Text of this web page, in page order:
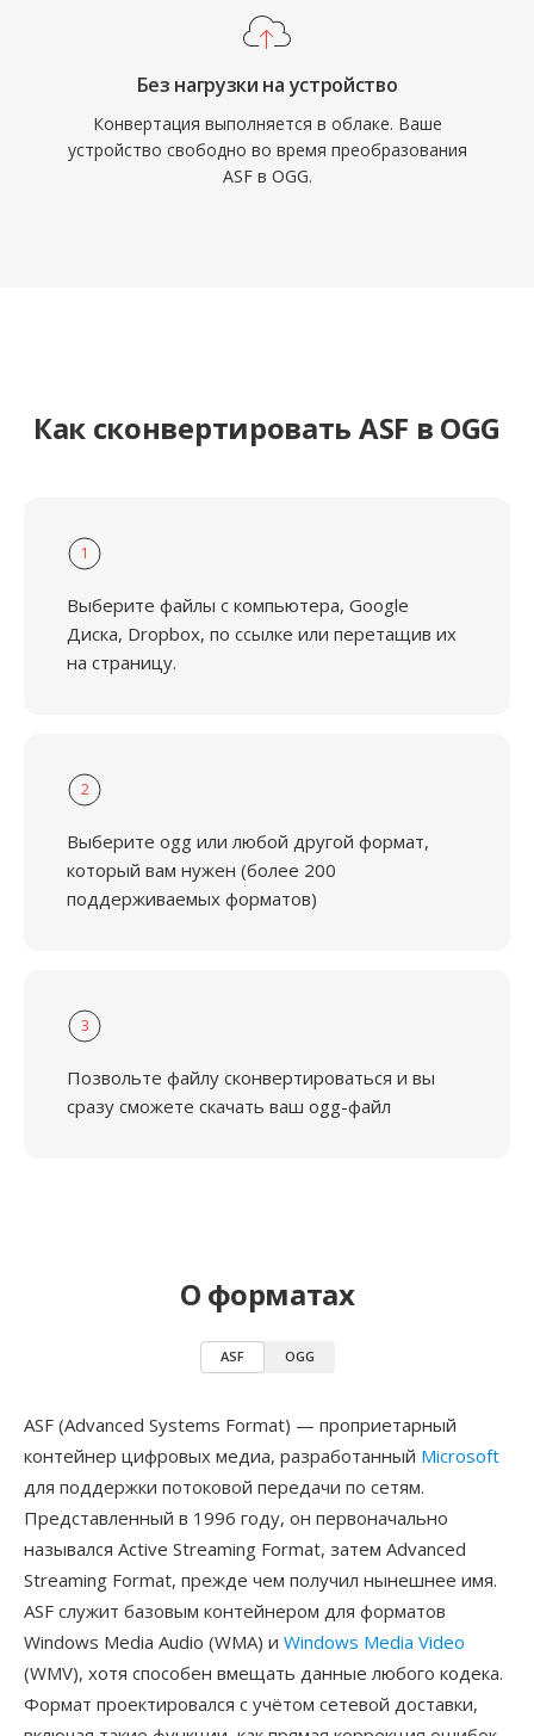
Без нагрузки на устройство
Конвертация выполняется в облаке. Ваше
устройство свободно во время преобразования
ASF в OGG.
Как сконвертировать ASF в OGG
1
Выберите файлы с компьютера, Google
Диска, Dropbox, по ссылке или перетащив их
на страницу.
2
Выберите ogg или любой другой формат,
который вам нужен (более 200
поддерживаемых форматов)
3
Позвольте файлу сконвертироваться и вы
сразу сможете скачать ваш ogg-файл
О форматах
ASF OGG
ASF (Advanced Systems Format) — проприетарный
контейнер цифровых медиа, разработанный Microsoft
для поддержки потоковой передачи по сетям.
Представленный в 1996 году, он первоначально
назывался Active Streaming Format, затем Advanced
Streaming Format, прежде чем получил нынешнее имя.
ASF служит базовым контейнером для форматов
Windows Media Audio (WMA) и Windows Media Video
(WMV), хотя способен вмещать данные любого кодека.
Формат проектировался с учётом сетевой доставки,